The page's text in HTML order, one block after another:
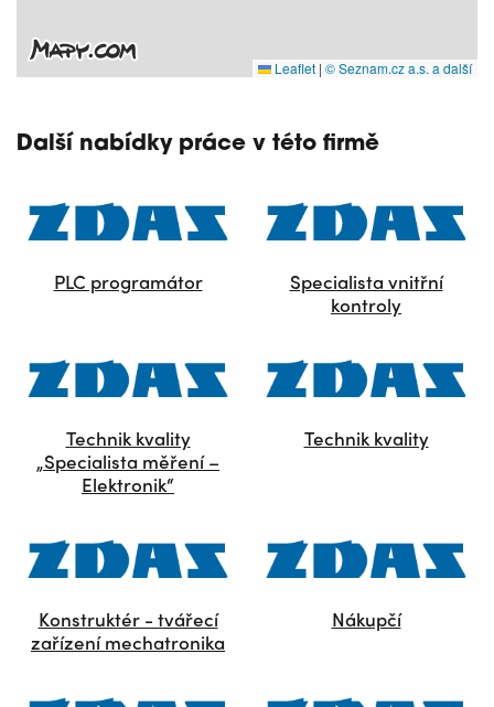
Leaflet | © Seznam.cz a.s. a další
Další nabídky práce v této firmě
PLC programátor
Specialista vnitřní
kontroly
Technik kvality
„Specialista měření –
Elektronik“
Technik kvality
Konstruktér - tvářecí
zařízení mechatronika
Nákupčí